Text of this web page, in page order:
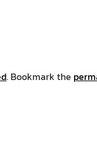
. Bookmark the